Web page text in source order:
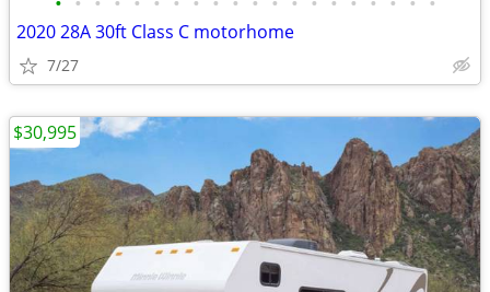
2020 28A 30ft Class C motorhome
7/27
$30,995